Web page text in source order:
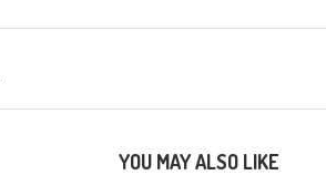
YOU MAY ALSO LIKE